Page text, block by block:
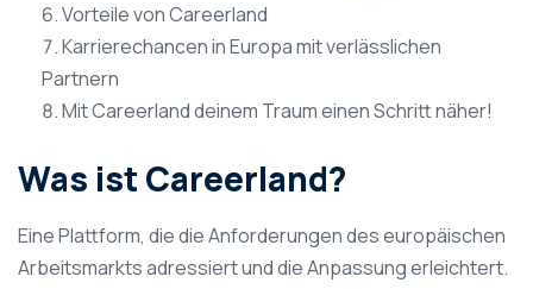
Vorteile von Careerland
Karrierechancen in Europa mit verlässlichen
Partnern
Mit Careerland deinem Traum einen Schritt näher!
Was ist Careerland?
Eine Plattform, die die Anforderungen des europäischen
Arbeitsmarkts adressiert und die Anpassung erleichtert.